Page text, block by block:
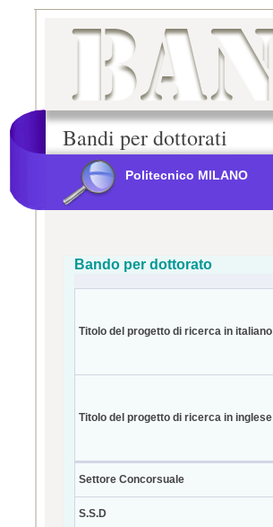
Bandi per dottorati
Politecnico MILANO
Bando per dottorato
Titolo del progetto di ricerca in italiano
Titolo del progetto di ricerca in inglese
Settore Concorsuale
S.S.D